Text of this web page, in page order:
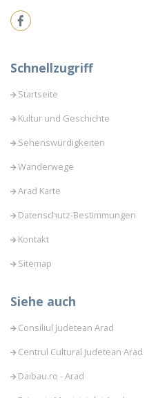
Schnellzugriff
Startseite
Kultur und Geschichte
Sehenswürdigkeiten
Wanderwege
Arad Karte
Datenschutz-Bestimmungen
Kontakt
Sitemap
Siehe auch
Consiliul Judetean Arad
Centrul Cultural Judetean Arad
Daibau.ro - Arad